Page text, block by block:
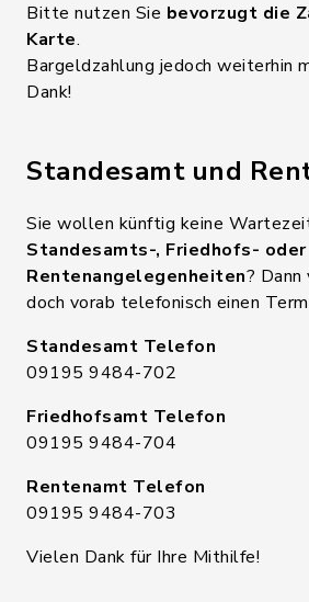
Bitte nutzen Sie bevorzugt die
Karte.
Bargeldzahlung jedoch weiterhin
Dank!
Standesamt und
Sie wollen künftig keine
Standesamts-, Friedhofs- oder
Rentenangelegenheiten? Dann
doch vorab telefonisch einen
Standesamt Telefon
09195 9484-702
Friedhofsamt Telefon
09195 9484-704
Rentenamt Telefon
09195 9484-703
Vielen Dank für Ihre Mithilfe!